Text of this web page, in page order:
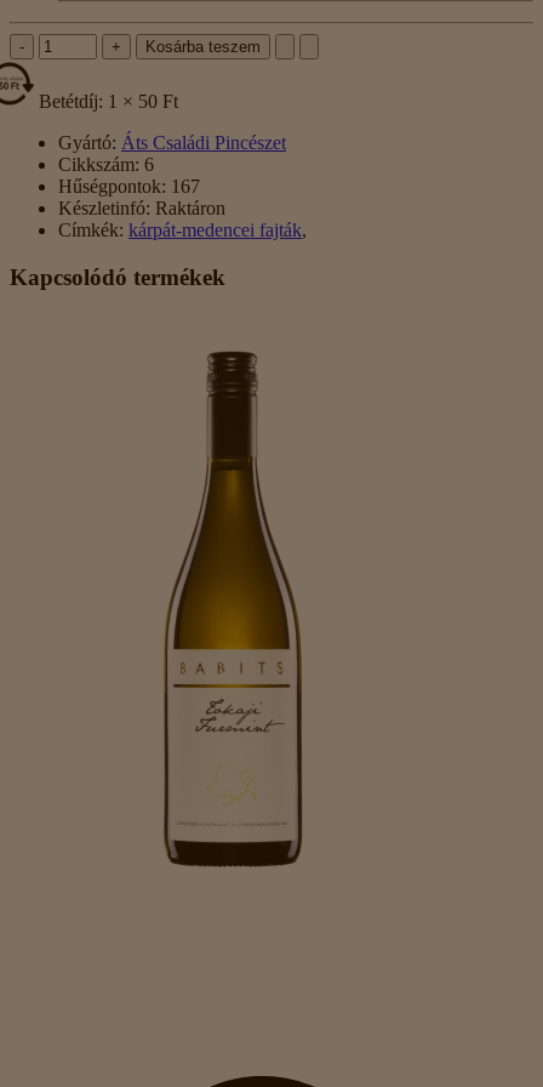
- + Kosárba teszem
Betétdíj: 1 × 50 Ft
Gyártó: Áts Családi Pincészet
Cikkszám: 6
Hűségpontok: 167
Készletinfó: Raktáron
Címkék: kárpát-medencei fajták,
Kapcsolódó termékek